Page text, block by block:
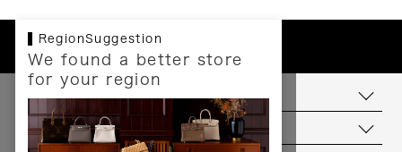
RegionSuggestion
We found a better store
for your region
お支払いについて
配送について